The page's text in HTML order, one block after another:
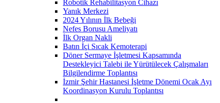
Robotik Rehabilitasyon Cihazı
Yanık Merkezi
2024 Yılının İlk Bebeği
Nefes Borusu Ameliyatı
İlk Organ Nakli
Batın İçi Sıcak Kemoterapi
Döner Sermaye İşletmesi Kapsamında
Destekleyici Talebi ile Yürütülecek Çalışmaları
Bilgilendirme Toplantısı
İzmir Şehir Hastanesi İşletme Dönemi Ocak Ayı
Koordinasyon Kurulu Toplantısı